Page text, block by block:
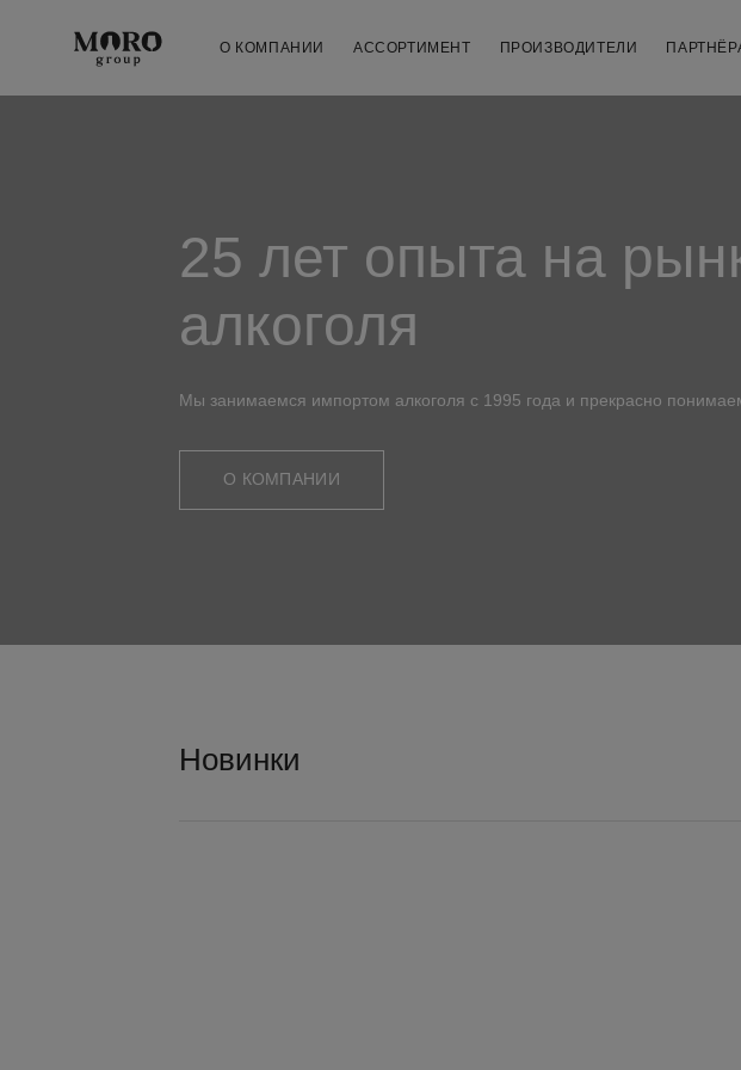
О КОМПАНИИ AССОРТИМЕНТ ПРОИЗВОДИТЕЛИ
25 лет опыта на
алкоголя
Мы занимаемся импортом алкоголя с 1995 года и прекрасно
О КОМПАНИИ
Новинки